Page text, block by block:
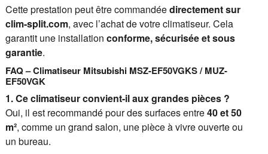
Cette prestation peut être commandéedirectement sur
clim-split.com, avec l’achat de votre climatiseur. Cela
garantit une installation conforme, sécurisée et sous
garantie.
FAQ – Climatiseur Mitsubishi MSZ-EF50VGKS / MUZ-
EF50VGK
1. Ce climatiseur convient-il aux grandes pièces ?
Oui, il est recommandé pour des surfaces entre40 et 50
m², comme un grand salon, une pièce à vivre ouverte ou
un bureau.